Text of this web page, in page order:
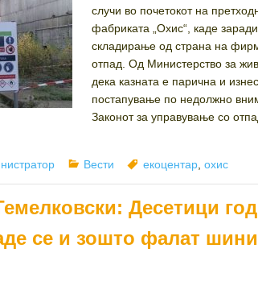
случи во почетокот на
фабриката „Охис“, каде
складирање од страна на
отпад. Од Министерство за
дека казната е парична и
постапување по недолжно
Законот за управување со
Categories
Вести Tags
екоцентар ,охис
Десетици
се и зошто фалат